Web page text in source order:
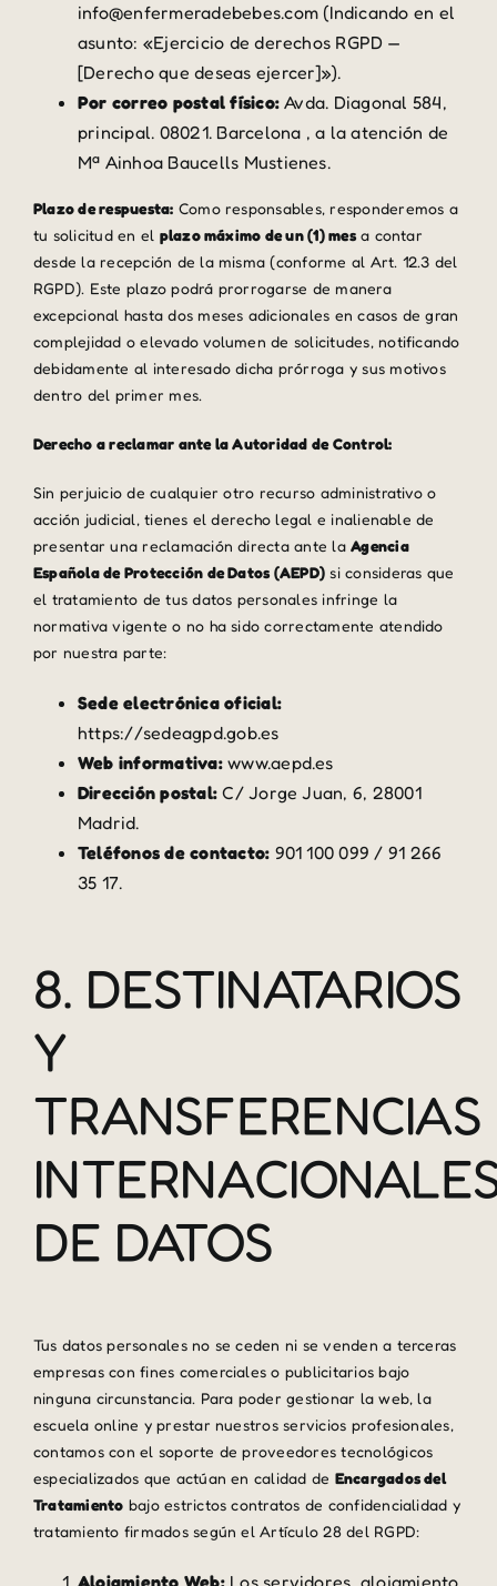
info@enfermeradebebes.com (Indicando en el
asunto: «Ejercicio de derechos RGPD —
[Derecho que deseas ejercer]»).
Por correo postal físico: Avda. Diagonal 584,
principal. 08021. Barcelona , a la atención de
Mª Ainhoa Baucells Mustienes.
Plazo de respuesta: Como responsables, responderemos a
tu solicitud en el plazo máximo de un (1) mesa contar
desde la recepción de la misma (conforme al Art. 12.3 del
RGPD). Este plazo podrá prorrogarse de manera
excepcional hasta dos meses adicionales en casos de gran
complejidad o elevado volumen de solicitudes, notificando
debidamente al interesado dicha prórroga y sus motivos
dentro del primer mes.
Derecho a reclamar ante la Autoridad de Control:
Sin perjuicio de cualquier otro recurso administrativo o
acción judicial, tienes el derecho legal e inalienable de
presentar una reclamación directa ante laAgencia
Española de Protección de Datos (AEPD) si consideras que
el tratamiento de tus datos personales infringe la
normativa vigente o no ha sido correctamente atendido
por nuestra parte:
Sede electrónica oficial:
https://sedeagpd.gob.es
Web informativa: www.aepd.es
Dirección postal: C/ Jorge Juan, 6, 28001
Madrid.
Teléfonos de contacto: 901 100 099 / 91 266
35 17.
8. DESTINATARIOS
Y
TRANSFERENCIAS
DE DATOS
Tus datos personales no se ceden ni se venden a terceras
empresas con fines comerciales o publicitarios bajo
ninguna circunstancia. Para poder gestionar la web, la
escuela online y prestar nuestros servicios profesionales,
contamos con el soporte de proveedores tecnológicos
especializados que actúan en calidad de Encargados del
Tratamiento bajo estrictos contratos de confidencialidad y
tratamiento firmados según el Artículo 28 del RGPD:
Alojamiento Web:Los servidores, alojamiento